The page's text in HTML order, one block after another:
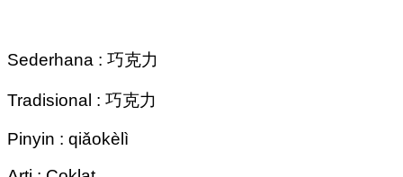
Sederhana : 巧克力
Tradisional : 巧克力
Pinyin : qiǎokèlì